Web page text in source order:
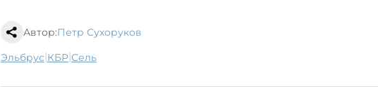
Автор:Петр Сухоруков
Эльбрус| КБР| сель